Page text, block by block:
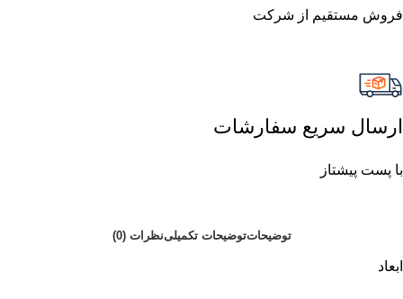
فروش مستقیم از شرکت
ارسال سریع سفارشات
با پست پیشتاز
توضیحاتتوضیحات تکمیلینظرات (0)
ابعاد